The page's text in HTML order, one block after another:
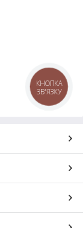
КНОПКА
ЗВ'ЯЗКУ